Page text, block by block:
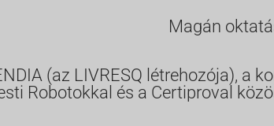
Magán
(az LIVRESQ létrehozója), a
Robotokkal és a Certiproval